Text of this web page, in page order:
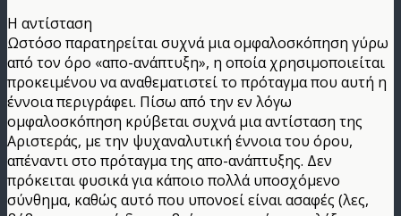
Η αντίσταση
Ωστόσο παρατηρείται συχνά μια ομφαλοσκόπηση γύρω
από τον όρο «απο-ανάπτυξη», η οποία χρησιμοποιείται
προκειμένου να αναθεματιστεί το πρόταγμα που αυτή η
έννοια περιγράφει. Πίσω από την εν λόγω
ομφαλοσκόπηση κρύβεται συχνά μια αντίσταση της
Αριστεράς, με την ψυχαναλυτική έννοια του όρου,
απέναντι στο πρόταγμα της απο-ανάπτυξης. Δεν
πρόκειται φυσικά για κάποιο πολλά υποσχόμενο
σύνθημα, καθώς αυτό που υπονοεί είναι ασαφές (λες,